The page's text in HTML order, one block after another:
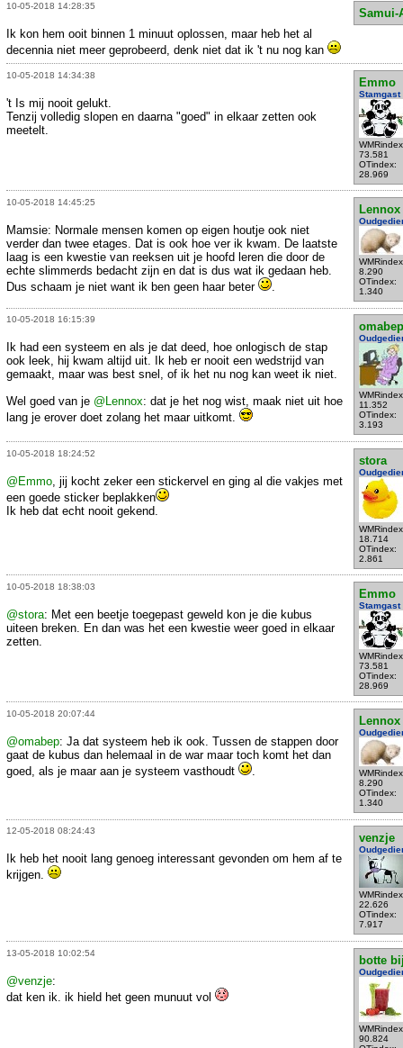
10-05-2018 14:28:35
Samui-
Ik kon hem ooit binnen 1 minuut oplossen, maar heb het al
decennia niet meer geprobeerd, denk niet dat ik 't nu nog kan
10-05-2018 14:34:38
Emmo
Stamgast
73.581
OTindex:
28.969
't Is mij nooit gelukt.
Tenzij volledig slopen en daarna "goed" in elkaar zetten ook
meetelt.
10-05-2018 14:45:25
Lennox
8.290
OTindex:
1.340
Mamsie: Normale mensen komen op eigen houtje ook niet
verder dan twee etages. Dat is ook hoe ver ik kwam. De laatste
laag is een kwestie van reeksen uit je hoofd leren die door de
echte slimmerds bedacht zijn en dat is dus wat ik gedaan heb.
Dus schaam je niet want ik ben geen haar beter
10-05-2018 16:15:39
omabep
11.352
OTindex:
3.193
Ik had een systeem en als je dat deed, hoe onlogisch de stap
ook leek, hij kwam altijd uit. Ik heb er nooit een wedstrijd van
gemaakt, maar was best snel, of ik het nu nog kan weet ik niet.
Wel goed van je @Lennox: dat je het nog wist, maak niet uit hoe
lang je erover doet zolang het maar uitkomt.
10-05-2018 18:24:52
stora
18.714
OTindex:
2.861
@Emmo , jij kocht zeker een stickervel en ging al die vakjes met
een goede sticker beplakken
Ik heb dat echt nooit gekend.
10-05-2018 18:38:03
Emmo
Stamgast
73.581
OTindex:
28.969
@stora: Met een beetje toegepast geweld kon je die kubus
uiteen breken. En dan was het een kwestie weer goed in elkaar
zetten.
10-05-2018 20:07:44
Lennox
8.290
OTindex:
1.340
@omabep: Ja dat systeem heb ik ook. Tussen de stappen door
gaat de kubus dan helemaal in de war maar toch komt het dan
goed, als je maar aan je systeem vasthoudt
.
12-05-2018 08:24:43
venzje
22.626
OTindex:
7.917
Ik heb het nooit lang genoeg interessant gevonden om hem af te
krijgen.
13-05-2018 10:02:54
botte
90.824
@venzje:
dat ken ik. ik hield het geen munuut vol